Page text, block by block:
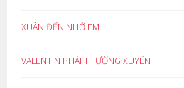
XUÂN ĐẾN NHỚ EM
VALENTIN PHẢI THƯỜNG XUYÊN